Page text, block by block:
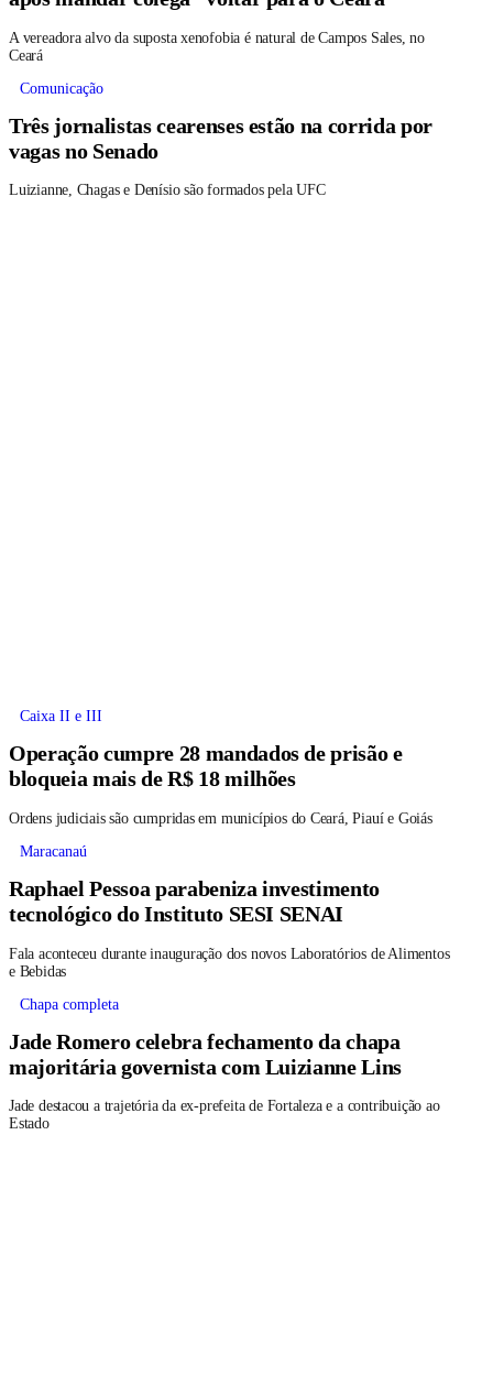
A vereadora alvo da suposta xenofobia é natural de Campos Sales, no
Ceará
Comunicação
Três jornalistas cearenses estão na corrida por
vagas no Senado
Luizianne, Chagas e Denísio são formados pela UFC
Caixa II e III
Operação cumpre 28 mandados de prisão e
bloqueia mais de R$ 18 milhões
Ordens judiciais são cumpridas em municípios do Ceará, Piauí e Goiás
Maracanaú
Raphael Pessoa parabeniza investimento
tecnológico do Instituto SESI SENAI
Fala aconteceu durante inauguração dos novos Laboratórios de Alimentos
e Bebidas
Chapa completa
Jade Romero celebra fechamento da chapa
majoritária governista com Luizianne Lins
Jade destacou a trajetória da ex-prefeita de Fortaleza e a contribuição ao
Estado